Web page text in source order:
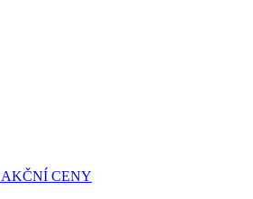
AKČNÍ CENY